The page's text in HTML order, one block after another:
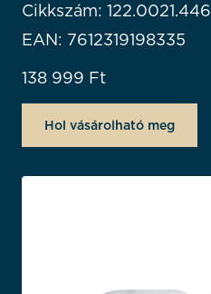
Cikkszám: 122.0021.446
EAN: 7612319198335
138 999 Ft
Hol vásárolható meg